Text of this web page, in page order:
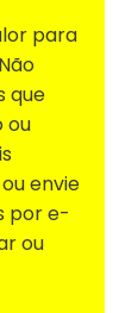
para
que
ou
envie
por e-
ou